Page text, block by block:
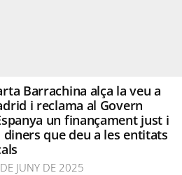
Barrachina alça la veu a
i reclama al Govern
un finançament just i
diners que deu a les entitats
JUNY DE 2025